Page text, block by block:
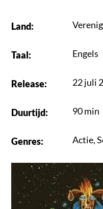
Land:
Taal: Engels
Release: 22 juli
Duurtijd: 90 min
Genres: Actie,